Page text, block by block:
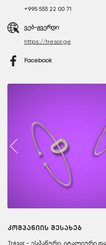
+995 555 22 00 71
ვებ-გვერდი
https://tresor.ge
Facebook
კომპანიის შესახებ
Trésor - ესპანური, იტალიური